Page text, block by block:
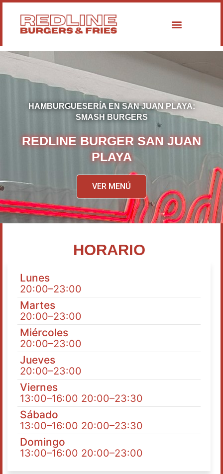
Ir
contenido
HAMBURGUESERÍA EN SAN JUAN PLAYA:
SMASH BURGERS
REDLINE BURGER SAN JUAN
PLAYA
VER MENÚ
HORARIO
Lunes
20:00–23:00
Martes
20:00–23:00
Miércoles
20:00–23:00
Jueves
20:00–23:00
Viernes
13:00–16:00 20:00–23:30
Sábado
13:00–16:00 20:00–23:30
Domingo
13:00–16:00 20:00–23:00